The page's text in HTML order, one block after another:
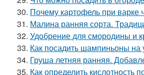
30. Почему картофель при варке
31. Малина ранняя сорта.
32. Удобрение для смородины и
33. Как посадить шампиньоны на
34. Груша летняя ранняя.
35. Как определить кислотность